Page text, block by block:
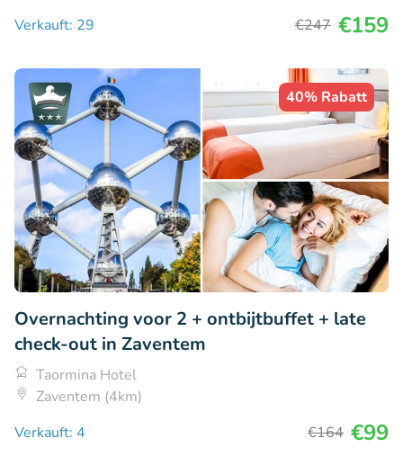
Verkauft: 29
€247 €159
40% Rabatt
Overnachting voor 2 + ontbijtbuffet + late
check-out in Zaventem
Taormina Hotel
Zaventem (4km)
Verkauft: 4
€164 €99